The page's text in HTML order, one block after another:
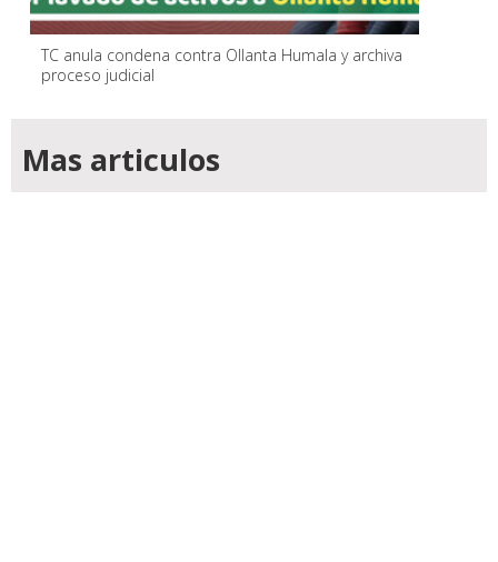
TC anula condena contra Ollanta Humala y archiva
proceso judicial
Mas articulos